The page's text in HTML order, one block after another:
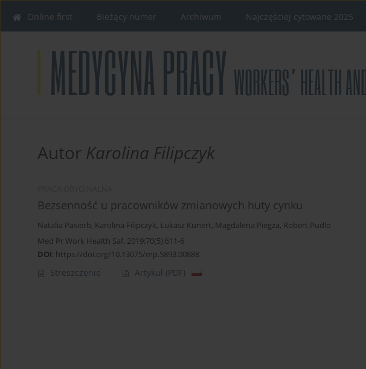
Online first Bieżący numer Archiwum Najczęściej cytowane 2025
Autor Karolina Filipczyk
Bezsenność u pracowników zmianowych huty cynku
Natalia Pasierb, Karolina Filipczyk, Łukasz Kunert, Magdalena Piegza, Robert Pudlo
Med Pr Work Health Saf. 2019;70(5):611-6
DOI: https://doi.org/10.13075/mp.5893.00888
Streszczenie Artykuł (PDF)